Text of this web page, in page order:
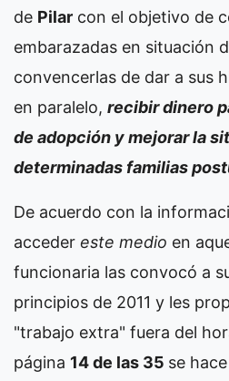
de Pilar con el objetivo de
embarazadas en situación
convencerlas de dar a sus
en paralelo, recibir dinero
de adopción y mejorar la
determinadas familias
De acuerdo con la
acceder este medio en
funcionaria las convocó a
principios de 2011 y les
"trabajo extra" fuera del
página 14 de las 35 se